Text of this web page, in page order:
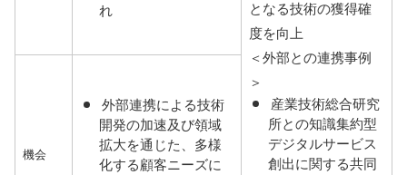
れ
となる技術の獲得確
度を向上
＜外部との連携事例
＞
産業技術総合研究
所との知識集約型
デジタルサービス
創出に関する共同
機会
外部連携による技術
開発の加速及び領域
拡大を通じた、多様
化する顧客ニーズに